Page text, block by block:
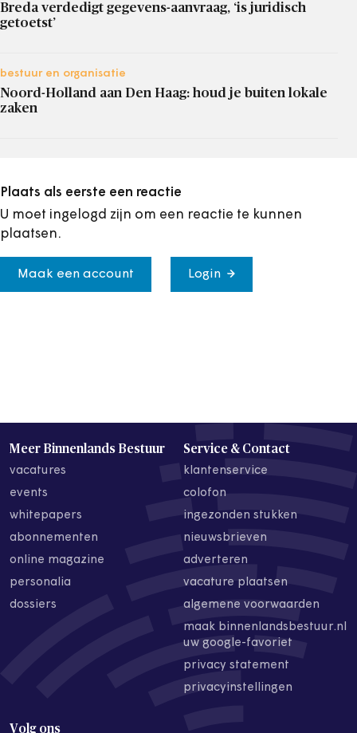
Breda verdedigt gegevens-aanvraag, ‘is juridisch
getoetst’
bestuur en organisatie
Noord-Holland aan Den Haag: houd je buiten lokale
zaken
Plaats als eerste een reactie
U moet ingelogd zijn om een reactie te kunnen
plaatsen.
Maak een account Login
Meer Binnenlands Bestuur
vacatures
events
whitepapers
abonnementen
online magazine
personalia
dossiers
Service & Contact
klantenservice
colofon
ingezonden stukken
nieuwsbrieven
adverteren
vacature plaatsen
algemene voorwaarden
maak binnenlandsbestuur.nl
uw google-favoriet
privacy statement
privacyinstellingen
Volg ons